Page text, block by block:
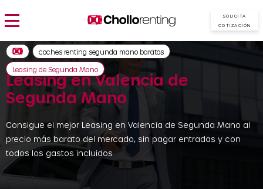
SOLICITA
COTIZACIÓN
Leasing en Valencia de
Segunda Mano
Consigue el mejor Leasing en Valencia de Segunda Mano al
precio más barato del mercado, sin pagar entradas y con
todos los gastos incluidos
coches renting segunda mano baratos
Leasing de Segunda Mano